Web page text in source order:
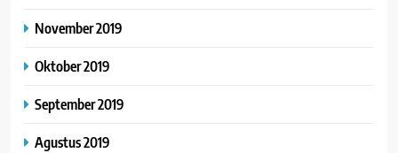
November 2019
Oktober 2019
September 2019
Agustus 2019